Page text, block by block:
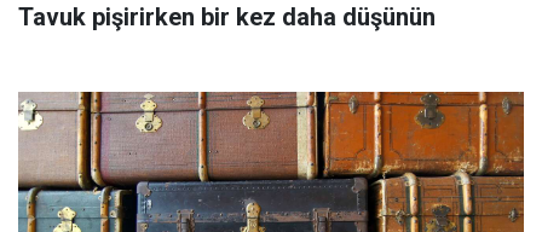
Tavuk pişirirken bir kez daha düşünün